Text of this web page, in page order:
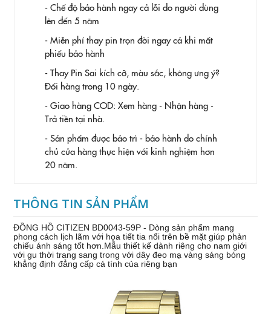
- Chế độ bảo hành ngay cả lỗi do người dùng
lên đến 5 năm
- Miễn phí thay pin trọn đời ngay cả khi mất
phiếu bảo hành
- Thay Pin Sai kích cỡ, màu sắc, không ưng ý?
Đổi hàng trong 10 ngày.
- Giao hàng COD: Xem hàng - Nhận hàng -
Trả tiền tại nhà.
- Sản phẩm được bảo trì - bảo hành do chính
chủ cửa hàng thực hiện với kinh nghiệm hơn
20 năm.
THÔNG TIN SẢN PHẨM
ĐỒNG HỒ CITIZEN BD0043-59P - Dòng sản phẩm mang
phong cách lịch lãm với họa tiết tia nổi trên bề mặt giúp phản
chiếu ánh sáng tốt hơn.Mẫu thiết kế dành riêng cho nam giới
với gu thời trang sang trong với dây đeo mạ vàng sáng bóng
khẳng định đẳng cấp cá tính của riêng bạn